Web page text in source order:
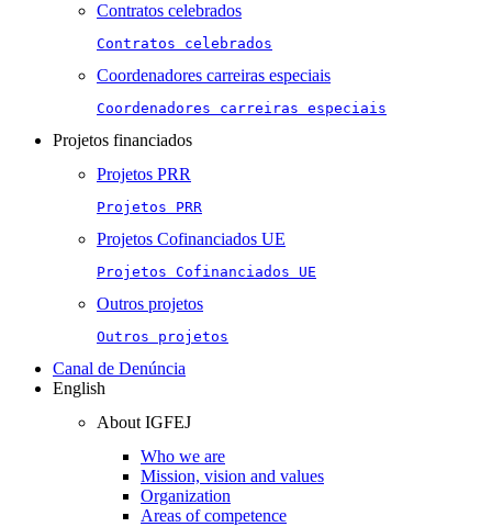
Contratos celebrados
Contratos celebrados
Coordenadores carreiras especiais
Coordenadores carreiras especiais
Projetos financiados
Projetos PRR
Projetos PRR
Projetos Cofinanciados UE
Projetos Cofinanciados UE
Outros projetos
Outros projetos
Canal de Denúncia
English
About IGFEJ
Who we are
Mission, vision and values
Organization
Areas of competence